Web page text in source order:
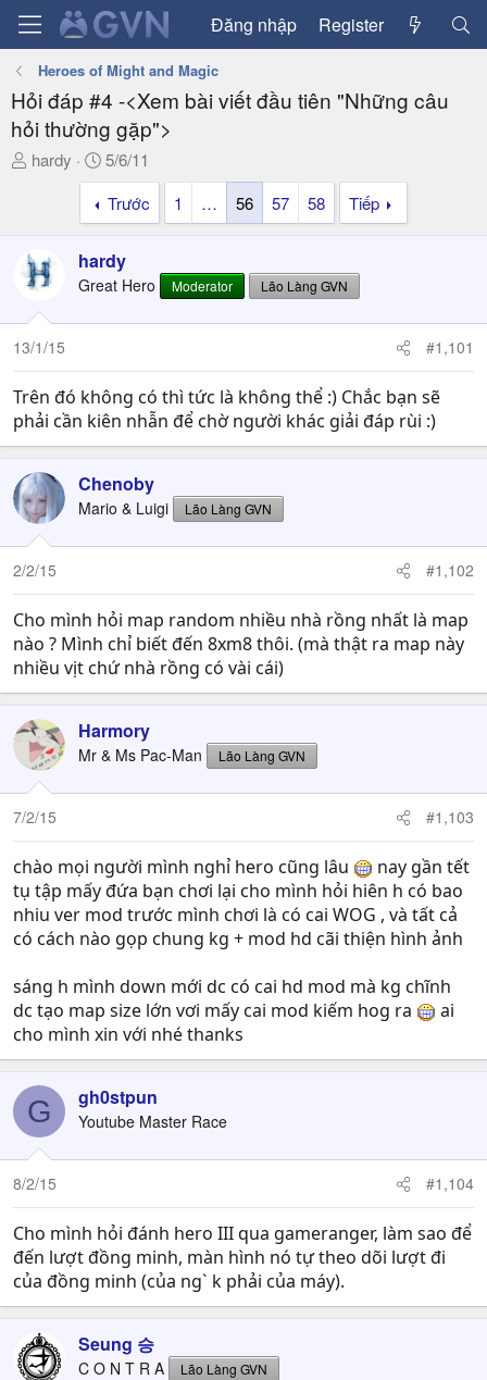
Đăng nhập Register
Heroes of Might and Magic
Hỏi đáp #4 -<Xem bài viết đầu tiên "Những câu
hỏi thường gặp">
T
d
s
t
a
t
e
r
hardy
N
g
à
y
g
ử
i
5/6/11
Trước
1 … 56 57 58 Tiếp
hardy
Great Hero Moderator Lão Làng GVN
13/1/15 #1,101
Trên đó không có thì tức là không thể :) Chắc bạn sẽ
phải cần kiên nhẫn để chờ người khác giải đáp rùi :)
Chenoby
Mario & Luigi Lão Làng GVN
2/2/15 #1,102
Cho mình hỏi map random nhiều nhà rồng nhất là map
nào ? Mình chỉ biết đến 8xm8 thôi. (mà thật ra map này
nhiều vịt chứ nhà rồng có vài cái)
Harmory
Mr & Ms Pac-Man Lão Làng GVN
7/2/15 #1,103
chào mọi người mình nghỉ hero cũng lâu
nay gần tết
tụ tập mấy đứa bạn chơi lại cho mình hỏi hiên h có bao
nhiu ver mod trước mình chơi là có cai WOG , và tất cả
có cách nào gọp chung kg + mod hd cãi thiện hình ảnh
sáng h mình down mới dc có cai hd mod mà kg chĩnh
dc tạo map size lớn vơi mấy cai mod kiếm hog ra
ai
cho mình xin với nhé thanks
G gh0stpun
Youtube Master Race
8/2/15 #1,104
Cho mình hỏi đánh hero III qua gameranger, làm sao để
đến lượt đồng minh, màn hình nó tự theo dõi lượt đi
của đồng minh (của ng` k phải của máy).
Seung 승
C O N T R A Lão Làng GVN